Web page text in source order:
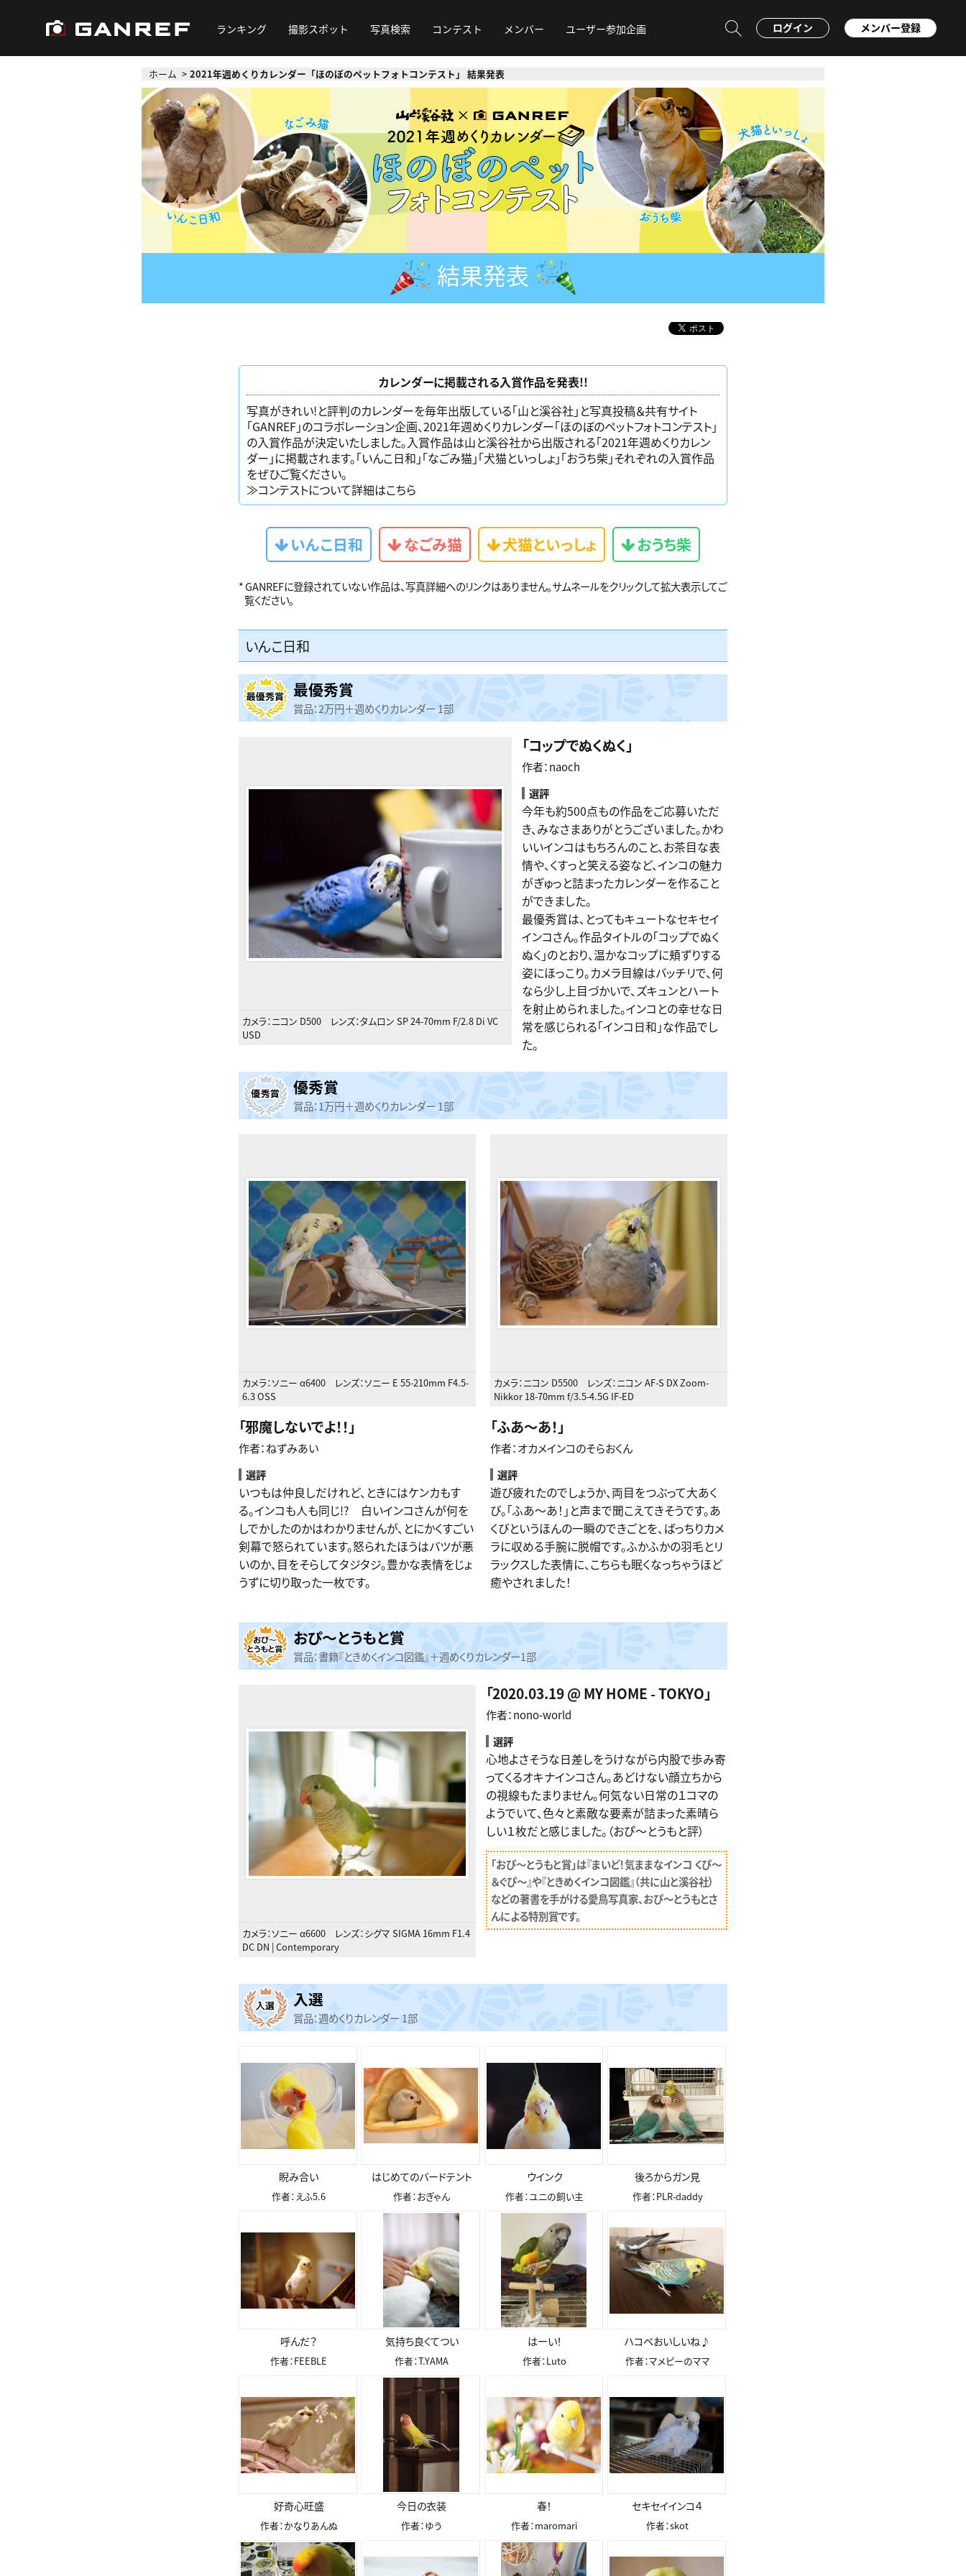
ランキング 撮影スポット 写真検索 コンテスト メンバー ユーザー参加企画 ログイン メンバー登録
ホーム 2021年週めくりカレンダー「ほのぼのペットフォトコンテスト」 結果発表
結果発表
カレンダーに掲載される入賞作品を発表!!
写真がきれい!と評判のカレンダーを毎年出版している「山と溪谷社」と写真投稿＆共有サイト
「GANREF」のコラボレーション企画、2021年週めくりカレンダー「ほのぼのペットフォトコンテスト」
の入賞作品が決定いたしました。入賞作品は山と溪谷社から出版される「2021年週めくりカレン
ダー」に掲載されます。「いんこ日和」「なごみ猫」「犬猫といっしょ」「おうち柴」それぞれの入賞作品
をぜひご覧ください。
≫コンテストについて詳細はこちら
いんこ日和 なごみ猫 犬猫といっしょ おうち柴
GANREFに登録されていない作品は、写真詳細へのリンクはありません。サムネールをクリックして拡大表示してご
覧ください。
いんこ日和
最優秀賞
賞品：2万円＋週めくりカレンダー 1部
カメラ：ニコン D500 レンズ：タムロン SP 24-70mm F/2.8 Di VC
USD
「コップでぬくぬく」
作者：naoch
選評
今年も約500点もの作品をご応募いただ
き、みなさまありがとうございました。かわ
いいインコはもちろんのこと、お茶目な表
情や、くすっと笑える姿など、インコの魅力
がぎゅっと詰まったカレンダーを作ること
ができました。
最優秀賞は、とってもキュートなセキセイ
インコさん。作品タイトルの「コップでぬく
ぬく」のとおり、温かなコップに頬ずりする
姿にほっこり。カメラ目線はバッチリで、何
なら少し上目づかいで、ズキュンとハート
を射止められました。インコとの幸せな日
常を感じられる「インコ日和」な作品でし
た。
優秀賞
賞品：1万円＋週めくりカレンダー 1部
カメラ：ソニー α6400 レンズ：ソニー E 55-210mm F4.5-
6.3 OSS
「邪魔しないでよ！！ 」
作者：ねずみあい
選評
いつもは仲良しだけれど、ときにはケンカもす
る。インコも人も同じ!? 白いインコさんが何を
しでかしたのかはわかりませんが、とにかくすごい
剣幕で怒られています。怒られたほうはバツが悪
いのか、目をそらしてタジタジ。豊かな表情をじょ
うずに切り取った一枚です。
カメラ：ニコン D5500 レンズ：ニコン AF-S DX Zoom-
Nikkor 18-70mm f/3.5-4.5G IF-ED
「ふあ～あ！ 」
作者：オカメインコのそらおくん
選評
遊び疲れたのでしょうか、両目をつぶって大あく
び。「ふあ〜あ！」と声まで聞こえてきそうです。あ
くびというほんの一瞬のできごとを、ばっちりカメ
ラに収める手腕に脱帽です。ふかふかの羽毛とリ
ラックスした表情に、こちらも眠くなっちゃうほど
癒やされました！
おぴ～とうもと賞
賞品：書籍『ときめくインコ図鑑』＋週めくりカレンダー1部
カメラ：ソニー α6600 レンズ：シグマ SIGMA 16mm F1.4
DC DN | Contemporary
「2020.03.19 @ MY HOME - TOKYO」
作者：nono-world
選評
心地よさそうな日差しをうけながら内股で歩み寄
ってくるオキナインコさん。あどけない顔立ちから
の視線もたまりません。何気ない日常の１コマの
ようでいて、色々と素敵な要素が詰まった素晴ら
しい１枚だと感じました。（おぴ〜とうもと評）
「おぴ〜とうもと賞」は『まいど！気ままなインコ くぴ〜
＆ぐぴ〜』や『ときめくインコ図鑑』（共に山と溪谷社）
などの著書を手がける愛鳥写真家、おぴ〜とうもとさ
んによる特別賞です。
入選
賞品：週めくりカレンダー 1部
睨み合い
作者：えふ5.6
はじめてのバードテント
作者：おぎゃん
ウインク
作者：ユニの飼い主
後ろからガン見
作者：PLR-daddy
呼んだ？
作者：FEEBLE
気持ち良くてつい
作者：T.YAMA
はーい！
作者：Luto
ハコベおいしいね♪
作者：マメピーのママ
好奇心旺盛
作者：かなりあんぬ
今日の衣装
作者：ゆう
春！
作者：maromari
セキセイインコ４
作者：skot